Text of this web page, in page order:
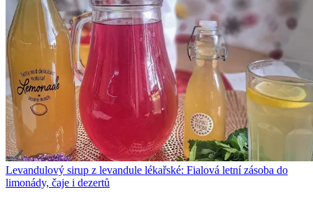
Levandulový sirup z levandule lékařské: Fialová letní zásoba do
limonády, čaje i dezertů